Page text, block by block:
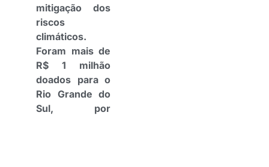
mitigação dos
riscos
climáticos.
Foram mais de
R$ 1 milhão
doados para o
Rio Grande do
Sul, por